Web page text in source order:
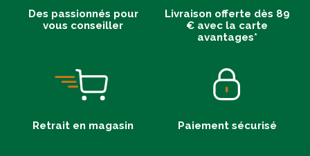
Des passionnés pour
vous conseiller
Livraison offerte dès 89
€ avec la carte
avantages*
Retrait en magasin Paiement sécurisé